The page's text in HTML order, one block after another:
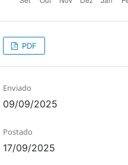
PDF
Enviado
09/09/2025
Postado
17/09/2025